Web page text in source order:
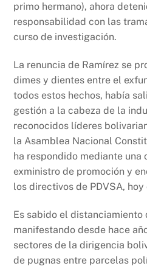
primo hermano), ahora
responsabilidad con las
curso de investigación.
La renuncia de Ramírez se
dimes y dientes entre el
todos estos hechos, había
gestión a la cabeza de la
reconocidos líderes
la Asamblea Nacional
ha respondido mediante una
exministro de promoción y
los directivos de PDVSA,
Es sabido el distanciamiento
manifestando desde hace
sectores de la dirigencia
de pugnas entre parcelas